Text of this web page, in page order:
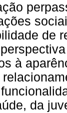
de
à
da